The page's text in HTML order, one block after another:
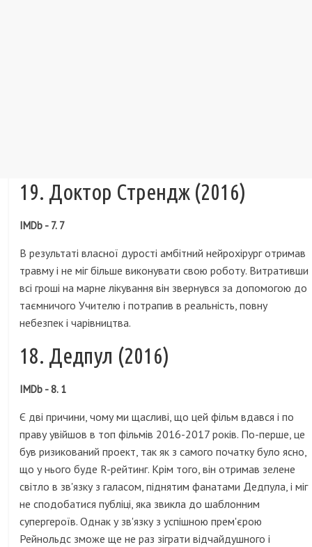
19. Доктор Стрендж (2016)
IMDb - 7. 7
В результаті власної дурості амбітний нейрохірург отримав
травму і не міг більше виконувати свою роботу. Витративши
всі гроші на марне лікування він звернувся за допомогою до
таємничого Учителю і потрапив в реальність, повну
небезпек і чарівництва.
18. Дедпул (2016)
IMDb - 8. 1
Є дві причини, чому ми щасливі, що цей фільм вдався і по
праву увійшов в топ фільмів 2016-2017 років. По-перше, це
був ризикований проект, так як з самого початку було ясно,
що у нього буде R-рейтинг. Крім того, він отримав зелене
світло в зв'язку з галасом, піднятим фанатами Дедпула, і міг
не сподобатися публіці, яка звикла до шаблонним
супергероїв. Однак у зв'язку з успішною прем'єрою
Рейнольдс зможе ще не раз зіграти відчайдушного і